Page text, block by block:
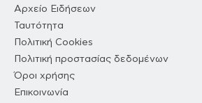
Αρχείο Ειδήσεων
Ταυτότητα
Πολιτική Cookies
Πολιτική προστασίας δεδομένων
Όροι χρήσης
Επικοινωνία